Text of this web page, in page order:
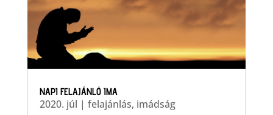
NAPI FELAJÁNLÓ IMA
2020. júl | felajánlás, imádság